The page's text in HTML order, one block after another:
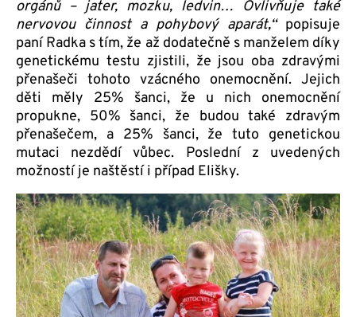
orgánů – jater, mozku, ledvin… Ovlivňuje také
nervovou činnost a pohybový aparát,“popisuje
paní Radka s tím, že až dodatečně s manželem díky
genetickému testu zjistili, že jsou oba zdravými
přenašeči tohoto vzácného onemocnění. Jejich
děti měly 25% šanci, že u nich onemocnění
propukne, 50% šanci, že budou také zdravým
přenašečem, a 25% šanci, že tuto genetickou
mutaci nezdědí vůbec. Poslední z uvedených
možností je naštěstí i případ Elišky.